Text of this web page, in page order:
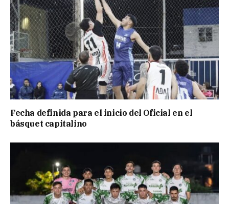
Fecha definida para el inicio del Oficial en el
básquet capitalino